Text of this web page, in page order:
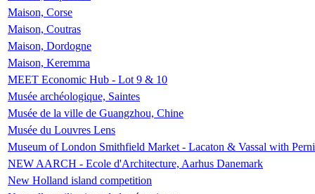
Maison, Corse
Maison, Coutras
Maison, Dordogne
Maison, Keremma
MEET Economic Hub - Lot 9 & 10
Musée archéologique, Saintes
Musée de la ville de Guangzhou, Chine
Musée du Louvres Lens
Museum of London Smithfield Market - Lacaton & Vassal with
NEW AARCH - Ecole d'Architecture, Aarhus Danemark
New Holland island competition